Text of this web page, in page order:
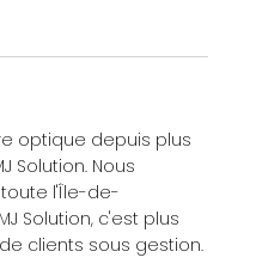
optique depuis plus
Solution. Nous
l'Île-de-
Solution, c'est plus
clients sous gestion.